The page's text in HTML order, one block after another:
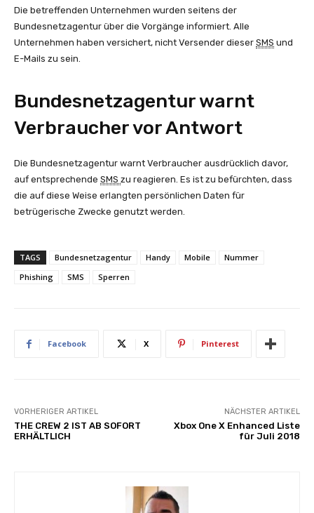
Die betreffenden Unternehmen wurden seitens der
Bundesnetzagentur über die Vorgänge informiert. Alle
Unternehmen haben versichert, nicht Versender dieser SMS und
E-Mails zu sein.
Bundesnetzagentur warnt
Verbraucher vor Antwort
Die Bundesnetzagentur warnt Verbraucher ausdrücklich davor,
auf entsprechende SMS zu reagieren. Es ist zu befürchten, dass
die auf diese Weise erlangten persönlichen Daten für
betrügerische Zwecke genutzt werden.
TAGS Bundesnetzagentur Handy Mobile
Nummer
Phishing
SMS Sperren
Facebook X Pinterest
VORHERIGER ARTIKEL
THE CREW 2 IST AB SOFORT
ERHÄLTLICH
NÄCHSTER ARTIKEL
Xbox One X Enhanced Liste
für Juli 2018